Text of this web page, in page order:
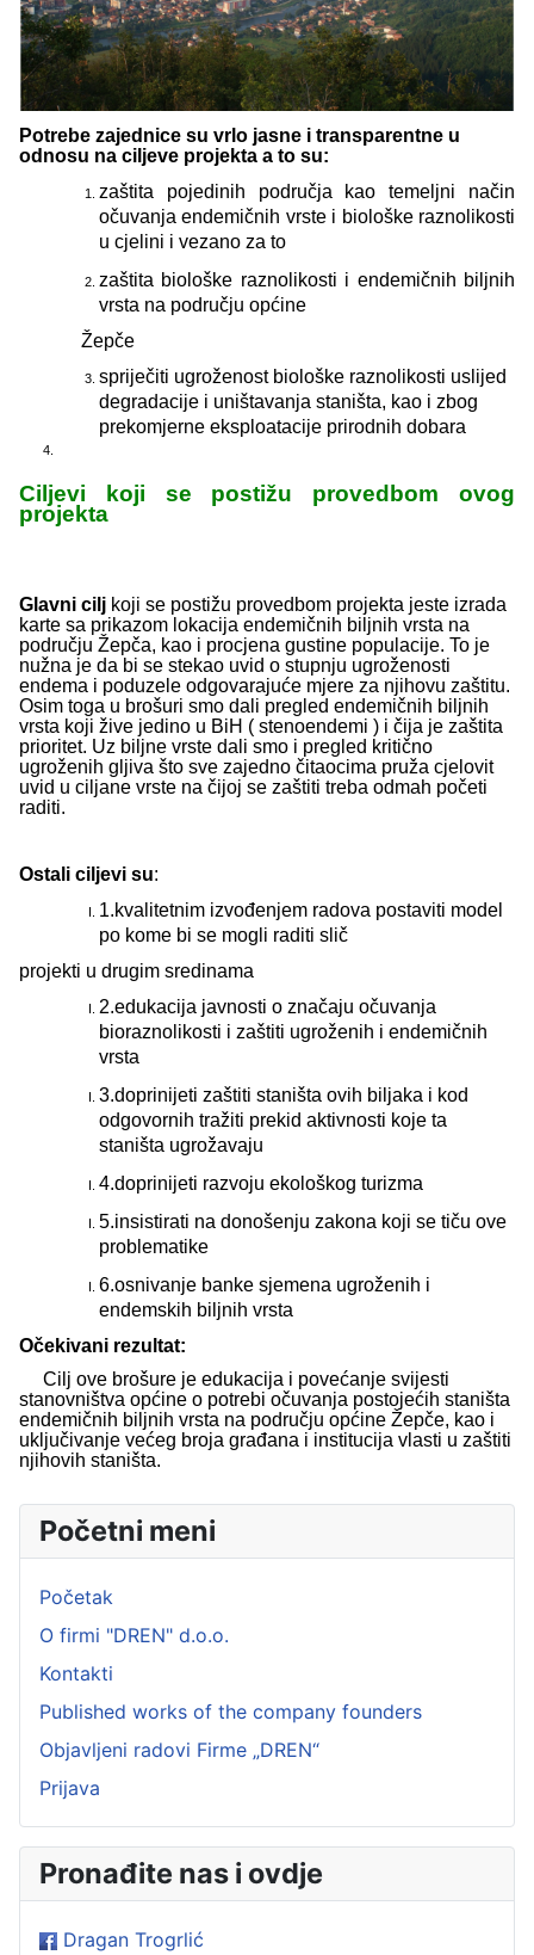
Potrebe zajednice su vrlo jasne i transparentne u
odnosu na ciljeve projekta a to su:
zaštita pojedinih područja kao temeljni način
očuvanja endemičnih vrste i biološke raznolikosti
u cjelini i vezano za to
zaštita biološke raznolikosti i endemičnih biljnih
vrsta na području općine
Žepče
spriječiti ugroženost biološke raznolikosti uslijed
degradacije i uništavanja staništa, kao i zbog
prekomjerne eksploatacije prirodnih dobara
Ciljevi koji se postižu provedbom ovog
projekta
Glavni cilj koji se postižu provedbom projekta jeste izrada
karte sa prikazom lokacija endemičnih biljnih vrsta na
području Žepča, kao i procjena gustine populacije. To je
nužna je da bi se stekao uvid o stupnju ugroženosti
endema i poduzele odgovarajuće mjere za njihovu zaštitu.
Osim toga u brošuri smo dali pregled endemičnih biljnih
vrsta koji žive jedino u BiH ( stenoendemi ) i čija je zaštita
prioritet. Uz biljne vrste dali smo i pregled kritično
ugroženih gljiva što sve zajedno čitaocima pruža cjelovit
uvid u ciljane vrste na čijoj se zaštiti treba odmah početi
raditi.
Ostali ciljevi su:
1.kvalitetnim izvođenjem radova postaviti model
po kome bi se mogli raditi slič
projekti u drugim sredinama
2.edukacija javnosti o značaju očuvanja
bioraznolikosti i zaštiti ugroženih i endemičnih
vrsta
3.doprinijeti zaštiti staništa ovih biljaka i kod
odgovornih tražiti prekid aktivnosti koje ta
staništa ugrožavaju
4.doprinijeti razvoju ekološkog turizma
5.insistirati na donošenju zakona koji se tiču ove
problematike
6.osnivanje banke sjemena ugroženih i
endemskih biljnih vrsta
Očekivani rezultat:
Cilj ove brošure je edukacija i povećanje svijesti
stanovništva općine o potrebi očuvanja postojećih staništa
endemičnih biljnih vrsta na području općine Žepče, kao i
uključivanje većeg broja građana i institucija vlasti u zaštiti
njihovih staništa.
Početni meni
Početak
O firmi "DREN" d.o.o.
Kontakti
Published works of the company founders
Objavljeni radovi Firme „DREN“
Prijava
Pronađite nas i ovdje
Dragan Trogrlić